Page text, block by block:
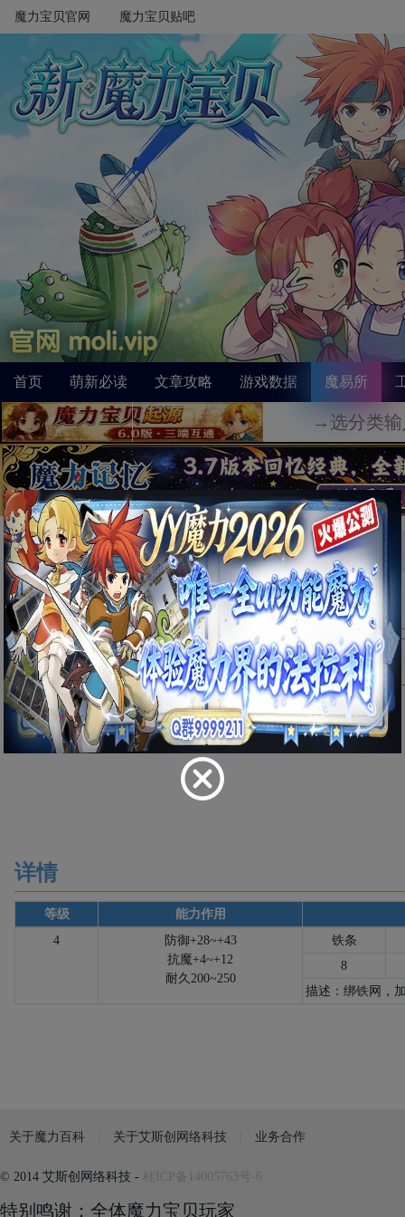
魔力宝贝官网 魔力宝贝贴吧
首页 萌新必读 文章攻略 游戏数据 魔易所
首页 物品 防具 详情
锁炼靴 [ 数据有误？点我修改 ]
物品类别 防具
详情
等级
能力作用
4
防御+28~+43
抗魔+4~+12
耐久200~250
铁条
8
描述：绑铁网，
关于魔力百科 关于艾斯创网络科技 业务合作
© 2014 艾斯创网络科技 - 桂ICP备14005763号-6
特别鸣谢：全体魔力宝贝玩家